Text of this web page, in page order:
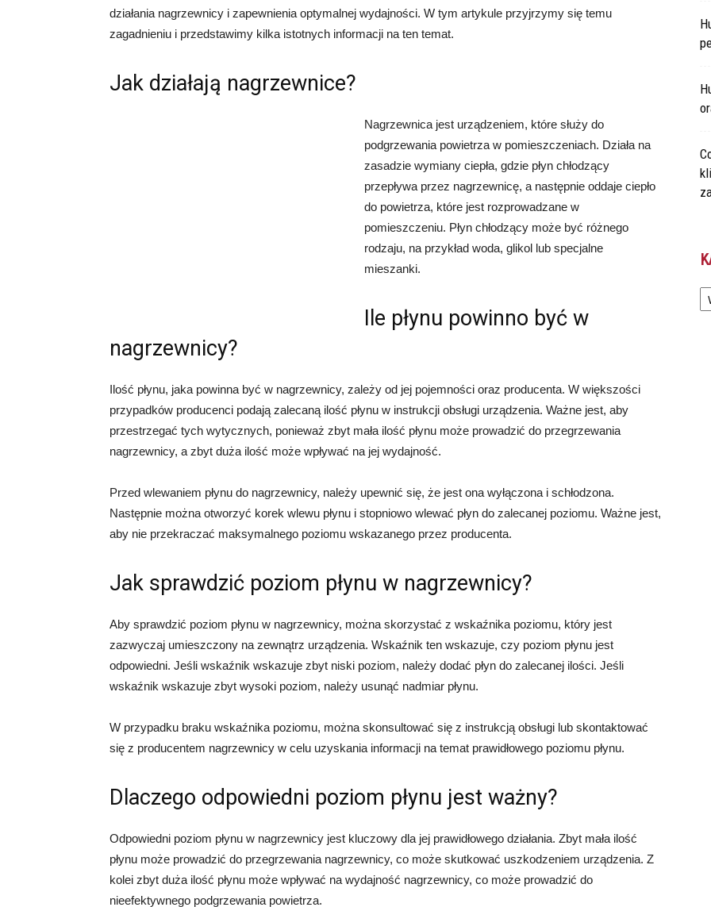
działania nagrzewnicy i zapewnienia optymalnej wydajności. W tym artykule przyjrzymy się temu
zagadnieniu i przedstawimy kilka istotnych informacji na ten temat.
Jak działają nagrzewnice?
Nagrzewnica jest urządzeniem, które służy do
podgrzewania powietrza w pomieszczeniach. Działa na
zasadzie wymiany ciepła, gdzie płyn chłodzący
przepływa przez nagrzewnicę, a następnie oddaje ciepło
do powietrza, które jest rozprowadzane w
pomieszczeniu. Płyn chłodzący może być różnego
rodzaju, na przykład woda, glikol lub specjalne
mieszanki.
Ile płynu powinno być w
nagrzewnicy?
Ilość płynu, jaka powinna być w nagrzewnicy, zależy od jej pojemności oraz producenta. W większości
przypadków producenci podają zalecaną ilość płynu w instrukcji obsługi urządzenia. Ważne jest, aby
przestrzegać tych wytycznych, ponieważ zbyt mała ilość płynu może prowadzić do przegrzewania
nagrzewnicy, a zbyt duża ilość może wpływać na jej wydajność.
Przed wlewaniem płynu do nagrzewnicy, należy upewnić się, że jest ona wyłączona i schłodzona.
Następnie można otworzyć korek wlewu płynu i stopniowo wlewać płyn do zalecanej poziomu. Ważne jest,
aby nie przekraczać maksymalnego poziomu wskazanego przez producenta.
Jak sprawdzić poziom płynu w nagrzewnicy?
Aby sprawdzić poziom płynu w nagrzewnicy, można skorzystać z wskaźnika poziomu, który jest
zazwyczaj umieszczony na zewnątrz urządzenia. Wskaźnik ten wskazuje, czy poziom płynu jest
odpowiedni. Jeśli wskaźnik wskazuje zbyt niski poziom, należy dodać płyn do zalecanej ilości. Jeśli
wskaźnik wskazuje zbyt wysoki poziom, należy usunąć nadmiar płynu.
W przypadku braku wskaźnika poziomu, można skonsultować się z instrukcją obsługi lub skontaktować
się z producentem nagrzewnicy w celu uzyskania informacji na temat prawidłowego poziomu płynu.
Dlaczego odpowiedni poziom płynu jest ważny?
Odpowiedni poziom płynu w nagrzewnicy jest kluczowy dla jej prawidłowego działania. Zbyt mała ilość
płynu może prowadzić do przegrzewania nagrzewnicy, co może skutkować uszkodzeniem urządzenia. Z
kolei zbyt duża ilość płynu może wpływać na wydajność nagrzewnicy, co może prowadzić do
nieefektywnego podgrzewania powietrza.